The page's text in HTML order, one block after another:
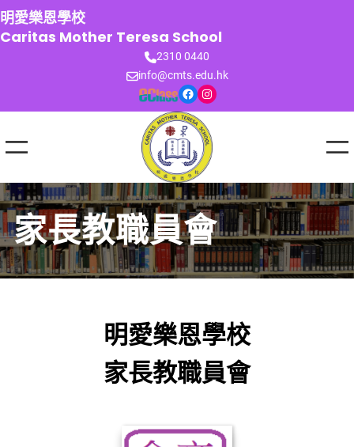
跳
至
主
明愛樂恩學校
Caritas Mother Teresa School
2310 0440
info@cmts.edu.hk
Facebook Instagram
家長教職員會
明愛樂恩學校
家長教職員會